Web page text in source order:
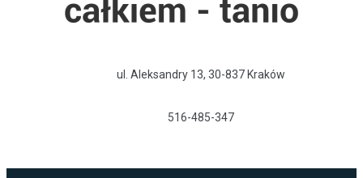
ul. Aleksandry 13, 30-837 Kraków
516-485-347